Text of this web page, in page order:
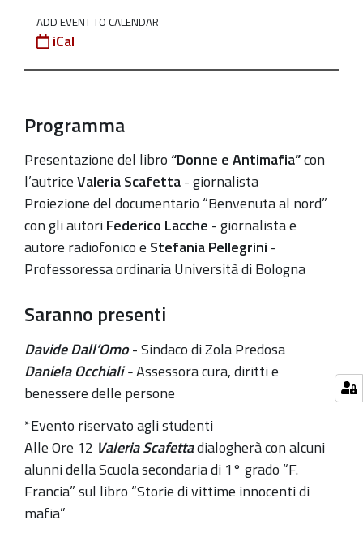
Falcone:
"Raccontare
mafie"
Due
prospettive
diverse
2023-
05-
26T17:30:00+02:00
2023-
05-
26T20:00:00+02:00
in
ricordo
in
ricordo
delle
stragi
di
Capaci
ADD EVENT TO CALENDAR
iCal
Programma
Presentazione del libro “Donne e Antimafia”con
l’autriceValeria Scafetta- giornalista
Proiezione del documentario “Benvenuta al nord”
con gli autoriFederico Lacche - giornalista e
autore radiofonico e Stefania Pellegrini -
Professoressa ordinaria Università di Bologna
Saranno presenti
Davide Dall’Omo- Sindaco di Zola Predosa
Daniela Occhiali -Assessora cura, diritti e
benessere delle persone
*Evento riservato agli studenti
Alle Ore 12 Valeria Scafettadialogherà con alcuni
alunni della Scuola secondaria di 1° grado “F.
Francia” sul libro “Storie di vittime innocenti di
mafia”